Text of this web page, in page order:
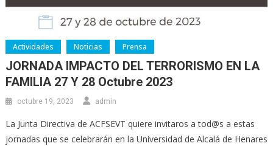
Actividades Noticias Prensa
JORNADA IMPACTO DEL TERRORISMO EN LA
FAMILIA 27 Y 28 Octubre 2023
octubre 19, 2023 admin
La Junta Directiva de ACFSEVT quiere invitaros a tod@s a estas
jornadas que se celebrarán en la Universidad de Alcalá de Henares